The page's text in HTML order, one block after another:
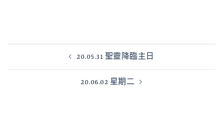
20.05.31 聖靈降臨主日
20.06.02 星期二